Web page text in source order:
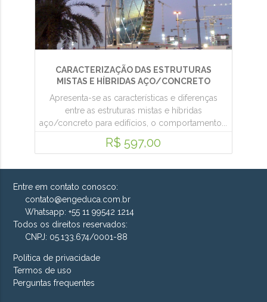
CARACTERIZAÇÃO DAS ESTRUTURAS
MISTAS E HÍBRIDAS AÇO/CONCRETO
Apresenta-se as características e diferenças
entre as estruturas mistas e híbridas
aço/concreto para edifícios, o comportamento...
R$ 597,00
Entre em contato conosco:
contato@engeduca.com.br
Whatsapp: +55 11 99542 1214
Todos os direitos reservados:
CNPJ: 05.133.674/0001-88
Política de privacidade
Termos de uso
Perguntas frequentes